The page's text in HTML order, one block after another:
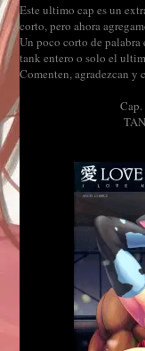
Este ultimo cap es un
corto, pero ahora
Un poco corto de
tank entero o solo el
Comenten, agradezcan y
Cap.